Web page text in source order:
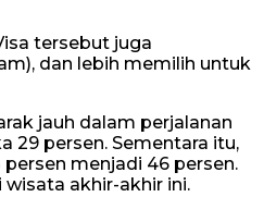
tersebut juga
dan lebih memilih untuk
jauh dalam perjalanan
29 persen. Sementara itu,
menjadi 46 persen.
akhir-akhir ini.